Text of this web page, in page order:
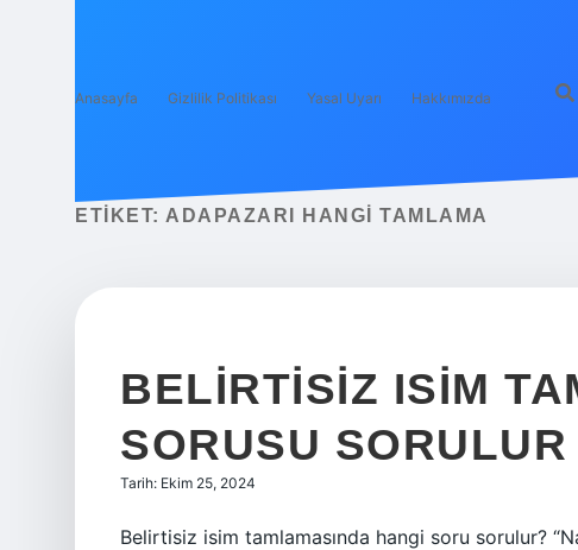
Anasayfa Gizlilik Politikası Yasal Uyarı Hakkımızda
ETIKET: ADAPAZARI HANGI TAMLAMA
BELIRTISIZ ISIM
SORUSU SORULUR
Tarih: Ekim 25, 2024
Belirtisiz isim tamlamasında hangi soru sorulur?